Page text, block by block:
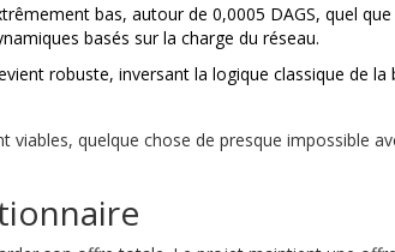
bas, autour de 0,0005 DAGS, quel
basés sur la charge du réseau.
robuste, inversant la logique classique de la
quelque chose de presque impossible